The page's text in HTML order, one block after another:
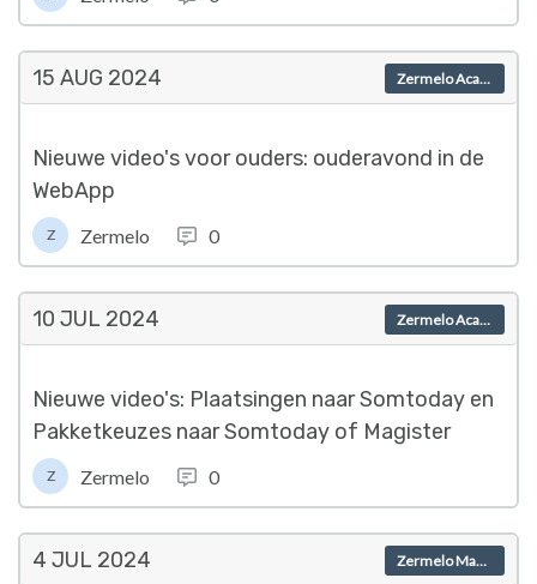
15 AUG 2024
Nieuwe video's voor ouders: ouderavond in de
WebApp
Z Zermelo 0
Zermelo Academy
10 JUL 2024
Nieuwe video's: Plaatsingen naar Somtoday en
Pakketkeuzes naar Somtoday of Magister
Z Zermelo 0
Zermelo Academy
4 JUL 2024 Zermelo Magazine